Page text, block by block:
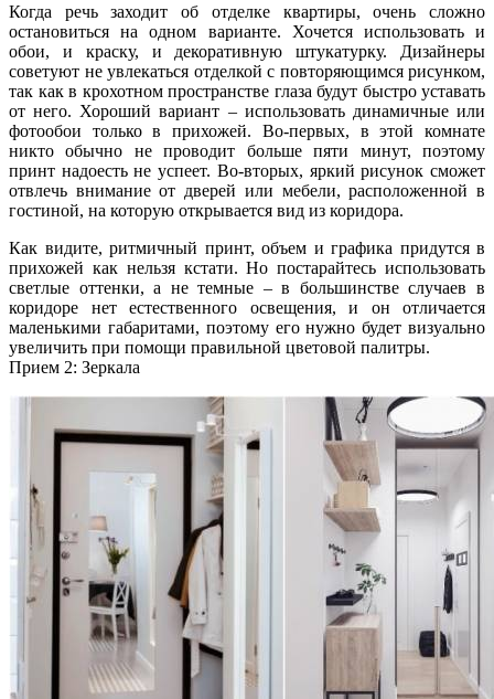
Когда речь заходит об отделке квартиры, очень сложно
остановиться на одном варианте. Хочется использовать и
обои, и краску, и декоративную штукатурку. Дизайнеры
советуют не увлекаться отделкой с повторяющимся рисунком,
так как в крохотном пространстве глаза будут быстро уставать
от него. Хороший вариант – использовать динамичные или
фотообои только в прихожей. Во-первых, в этой комнате
никто обычно не проводит больше пяти минут, поэтому
принт надоесть не успеет. Во-вторых, яркий рисунок сможет
отвлечь внимание от дверей или мебели, расположенной в
гостиной, на которую открывается вид из коридора.
Как видите, ритмичный принт, объем и графика придутся в
прихожей как нельзя кстати. Но постарайтесь использовать
светлые оттенки, а не темные – в большинстве случаев в
коридоре нет естественного освещения, и он отличается
маленькими габаритами, поэтому его нужно будет визуально
увеличить при помощи правильной цветовой палитры.
Прием 2: Зеркала